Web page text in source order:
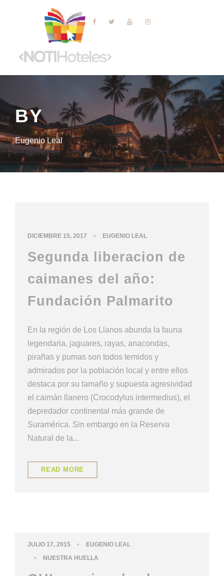
BY
Eugenio Leal
DICIEMBRE 15, 2017 • EUGENIO LEAL
Segunda liberacion de
caimanes del año:
Fundación Palmarito
En la región de Los Llanos abunda la fauna
legendaria, jaguares, rayas, anacondas,
pirañas y pumas son todos temidos y
admirados por la población local y entre ellos
destaca por su tamaño y supuesta agresividad
el caimán llanero (Crocodylus intermedius), el
depredador continental más grande de
Suramérica. Sin embargo en la Reserva
Natural de la...
READ MORE
JULIO 17, 2015 • EUGENIO LEAL
• NUESTRA HUELLA